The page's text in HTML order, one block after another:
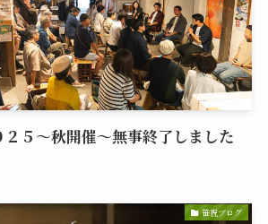
５～秋開催～無事終了しました
笹祝ブログ